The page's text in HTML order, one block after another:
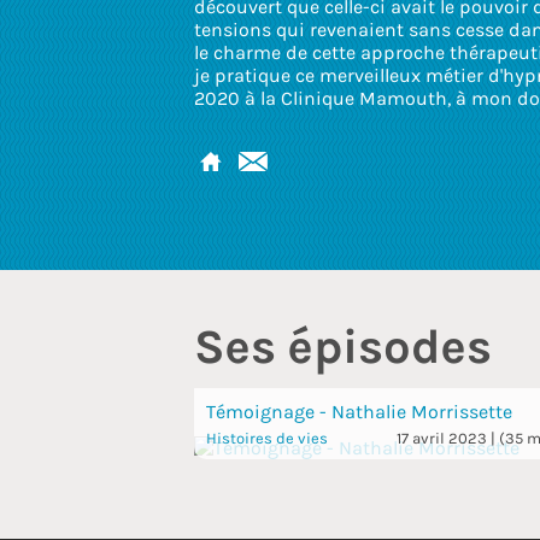
découvert que celle-ci avait le pouvoir
tensions qui revenaient sans cesse
le charme de cette approche
je pratique ce merveilleux métier
2020 à la Clinique Mamouth, à mon
Ses épisodes
Témoignage - Nathalie Morrissette
17 avril 2023 | (35
Histoires de vies